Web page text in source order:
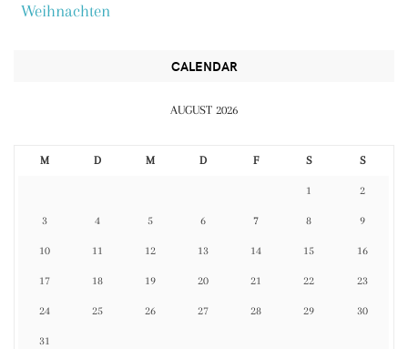
Weihnachten
CALENDAR
AUGUST 2026
M D M D F S S
1 2
3 4 5 6 7 8 9
10 11 12 13 14 15 16
17 18 19 20 21 22 23
24 25 26 27 28 29 30
31